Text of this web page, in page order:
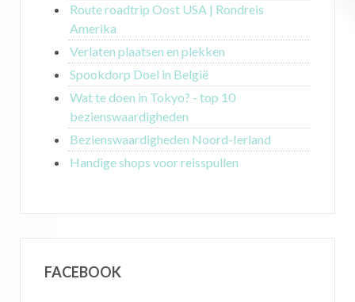
Route roadtrip Oost USA | Rondreis
Amerika
Verlaten plaatsen en plekken
Spookdorp Doel in België
Wat te doen in Tokyo? - top 10
bezienswaardigheden
Bezienswaardigheden Noord-Ierland
Handige shops voor reisspullen
FACEBOOK